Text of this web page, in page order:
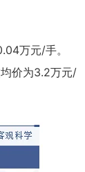
万元/手。
价为3.2万元/